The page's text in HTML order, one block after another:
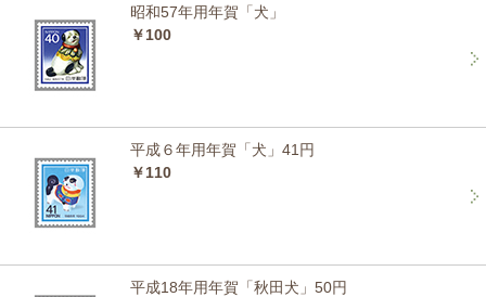
昭和57年用年賀「犬」
￥100
平成６年用年賀「犬」41円
￥110
平成18年用年賀「秋田犬」50円